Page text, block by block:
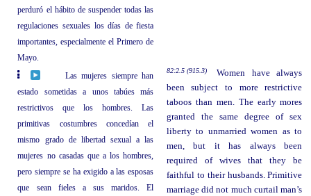
perduró el hábito de suspender todas las
regulaciones sexuales los días de fiesta
importantes, especialmente el Primero de
Mayo.
Las mujeres siempre han
estado sometidas a unos tabúes más
restrictivos que los hombres. Las
primitivas costumbres concedían el
mismo grado de libertad sexual a las
mujeres no casadas que a los hombres,
pero siempre se ha exigido a las esposas
que sean fieles a sus maridos. El
82:2.5 (915.3)
Women have always
been subject to more restrictive
taboos than men. The early mores
granted the same degree of sex
liberty to unmarried women as to
men, but it has always been
required of wives that they be
faithful to their husbands. Primitive
marriage did not much curtail man’s